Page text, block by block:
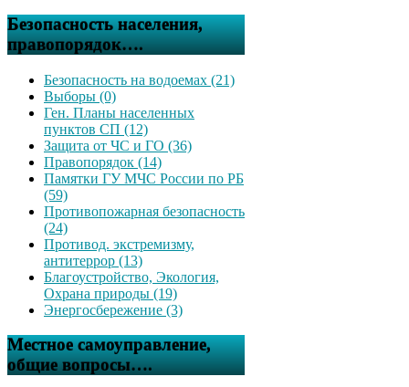
Безопасность населения,
правопорядок….
Безопасность на водоемах (21)
Выборы (0)
Ген. Планы населенных
пунктов СП (12)
Защита от ЧС и ГО (36)
Правопорядок (14)
Памятки ГУ МЧС России по РБ
(59)
Противопожарная безопасность
(24)
Противод. экстремизму,
антитеррор (13)
Благоустройство, Экология,
Охрана природы (19)
Энергосбережение (3)
Местное самоуправление,
общие вопросы….